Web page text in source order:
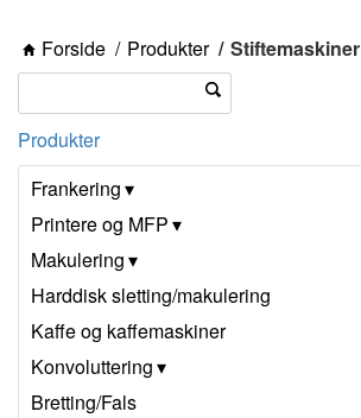
Forside Produkter Stiftemaskiner
Produkter
Frankering
Printere og MFP
Makulering
Harddisk sletting/makulering
Kaffe og kaffemaskiner
Konvoluttering
Bretting/Fals